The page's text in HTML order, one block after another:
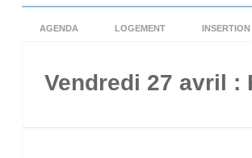
AGENDA LOGEMENT INSERTION
Vendredi 27 avril :